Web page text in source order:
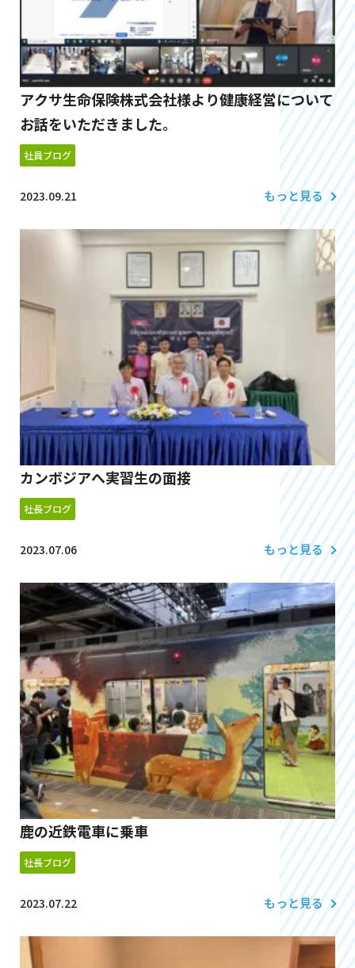
アクサ生命保険株式会社様より健康経営について
お話をいただきました。
社員ブログ
2023.09.21 もっと見る
カンボジアへ実習生の面接
社長ブログ
2023.07.06 もっと見る
鹿の近鉄電車に乗車
社長ブログ
2023.07.22 もっと見る